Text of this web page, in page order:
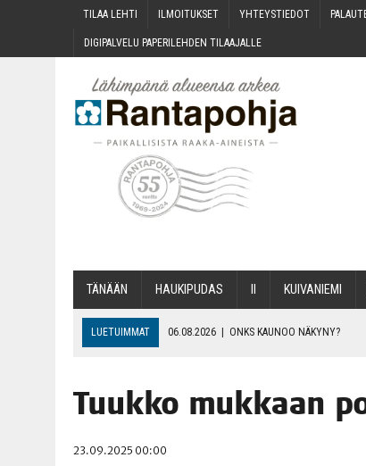
TILAA LEH­TI ILMOI­TUK­SET YHTEYS­TIE­DOT
DIGI­PAL­VE­LU PAPE­RI­LEH­DEN TILAAJALLE
TÄNÄÄN HAU­KI­PU­DAS KUI­VA­NIE­MI
LUETUIMMAT 06.08.2026 | ONKS KAU­NOO NÄKYNY?
06.08.2026 | OPIN­TOI­HIN KAN­SA­LAIS­OPIS­TOS­SA VOI SAA­DA
06.08.2026 | KII­MIN­KI­PÄI­VÄT JÄR­JES­TE­TÄÄN PERIN­TEI­TÄ
Tuuk­ko muk­kaan
23.09.2025 00:00